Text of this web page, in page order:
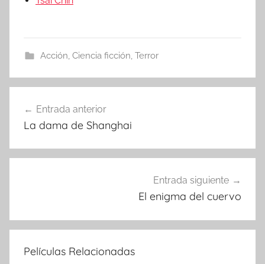
Acción, Ciencia ficción, Terror
Navegación
de
entradas
Entrada anterior
La dama de Shanghai
Entrada siguiente
El enigma del cuervo
Películas Relacionadas